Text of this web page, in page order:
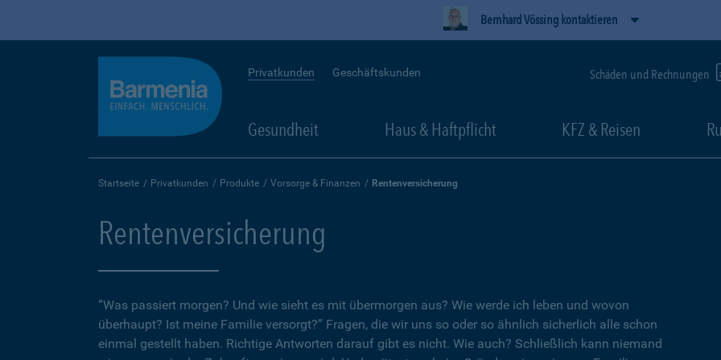
Bernhard Vössing kontaktieren
Privatkunden Geschäftskunden Schäden und Rechnungen
Gesundheit Haus & Haftpflicht KFZ & Reisen
Startseite Privatkunden Produkte Vorsorge & Finanzen Rentenversicherung
Rentenversicherung
”Was passiert morgen? Und wie sieht es mit übermorgen aus? Wie werde ich leben und wovon
überhaupt? Ist meine Familie versorgt?” Fragen, die wir uns so oder so ähnlich sicherlich alle schon
einmal gestellt haben. Richtige Antworten darauf gibt es nicht. Wie auch? Schließlich kann niemand